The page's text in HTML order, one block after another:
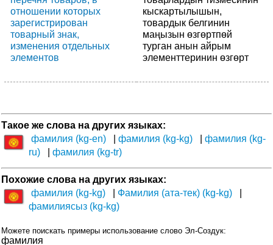
отношении которых
зарегистрирован
товарный знак,
изменения отдельных
элементов
кыскартылышын,
товардык белгинин
маңызын өзгөртпөй
турган анын айрым
элементтеринин өзгөрт
Такое же слова на других языках:
фамилия (kg-en)
фамилия (kg-kg)
фамилия (kg-
ru)
фамилия (kg-tr)
Похожие слова на других языках:
фамилия (kg-kg)
Фамилия (ата-тек) (kg-kg)
фамилиясыз (kg-kg)
Можете поискать примеры использование слово Эл-Создук:
фамилия